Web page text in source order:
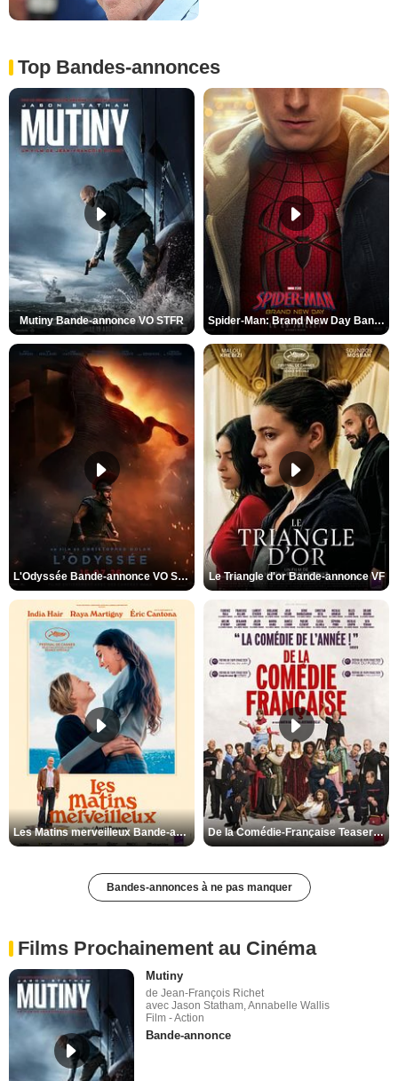
Top Bandes-annonces
Mutiny Bande-annonce VO STFR Spider-Man: Brand New Day Bande-annonce VO STFR
L'Odyssée Bande-annonce VO STFR Le Triangle d'or Bande-annonce VF
Les Matins merveilleux Bande-annonce VF De la Comédie-Française Teaser VF
Bandes-annonces à ne pas manquer
Films Prochainement au Cinéma
Mutiny
de Jean-François Richet
avec Jason Statham, Annabelle Wallis
Film - Action
Bande-annonce